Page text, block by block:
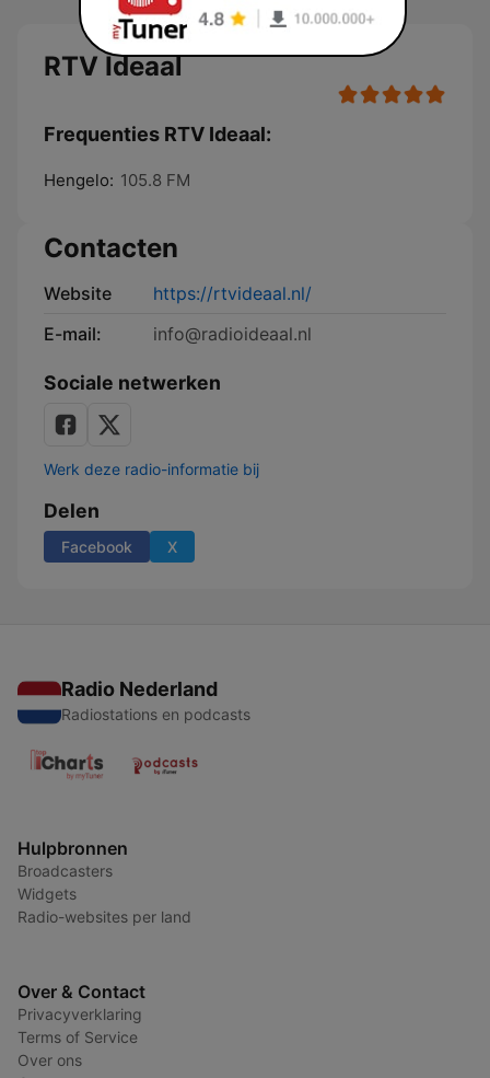
RTV Ideaal
Frequenties RTV Ideaal:
Hengelo: 105.8 FM
Contacten
Website
https://rtvideaal.nl/
E-mail:
info@radioideaal.nl
Sociale netwerken
Werk deze radio-informatie bij
Delen
Facebook X
Radio Nederland
Radiostations en podcasts
Hulpbronnen
Broadcasters
Widgets
Radio-websites per land
Over & Contact
Privacyverklaring
Terms of Service
Over ons